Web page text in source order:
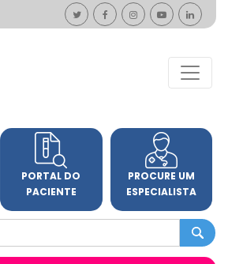
PORTAL DO
PACIENTE
PROCURE UM
ESPECIALISTA